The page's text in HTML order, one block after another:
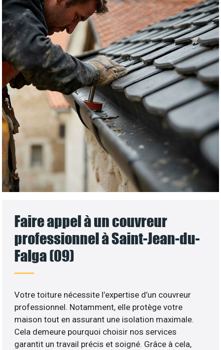
Faire appel à un couvreur
professionnel à Saint-Jean-du-
Falga (09)
Votre toiture nécessite l’expertise d’un couvreur
professionnel. Notamment, elle protège votre
maison tout en assurant une isolation maximale.
Cela demeure pourquoi choisir nos services
garantit un travail précis et soigné. Grâce à cela,